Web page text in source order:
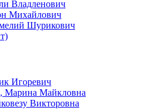
Владленович
Михайлович
Шурикович
Игоревич
Марина Майкловна
Викторовна